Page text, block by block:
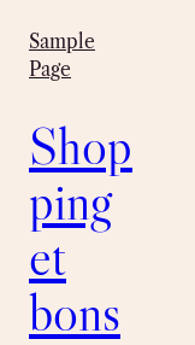
Sample
Page
Shop
ping
et
bons